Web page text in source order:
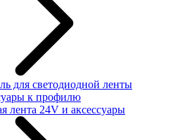
для светодиодной ленты
к профилю
лента 24V и аксессуары